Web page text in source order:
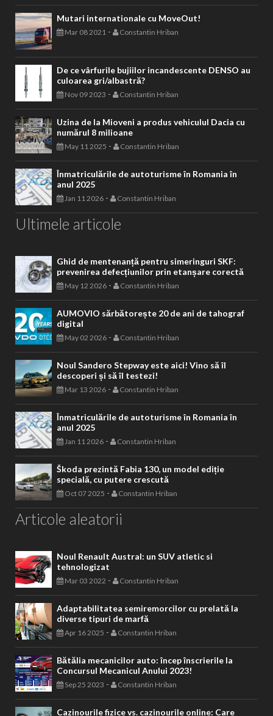
Mutari internationale cu MoveOut!
Mar 08 2021 - Constantin Hriban
De ce vârfurile bujiilor incandescente DENSO au
culoarea gri/albastră?
Nov 09 2023 - Constantin Hriban
Uzina de la Mioveni a produs vehiculul Dacia cu
numărul 8 milioane
May 11 2025 - Constantin Hriban
Înmatriculările de autoturisme în Romania în
anul 2025
Jan 11 2026 - Constantin Hriban
Ultimele articole
Ghid de mentenanță pentru simeringuri SKF:
prevenirea defecțiunilor prin etanșare corectă
May 12 2026 - Constantin Hriban
AUMOVIO sărbătorește 20 de ani de tahograf
digital
May 02 2026 - Constantin Hriban
Noul Sandero Stepway este aici! Vino să îl
descoperi și să îl testezi!
Mar 13 2026 - Constantin Hriban
Înmatriculările de autoturisme în Romania în
anul 2025
Jan 11 2026 - Constantin Hriban
Škoda prezintă Fabia 130, un model ediție
specială, cu putere crescută
Oct 07 2025 - Constantin Hriban
Articole aleatorii
Noul Renault Austral: un SUV atletic si
tehnologizat
Mar 03 2022 - Constantin Hriban
Adaptabilitatea semiremorcilor cu prelată la
diverse tipuri de marfă
Apr 16 2025 - Constantin Hriban
Bătălia mecanicilor auto: încep înscrierile la
Concursul Mecanicul Anului 2023!
Sep 25 2023 - Constantin Hriban
Cazinourile fizice vs. cazinourile online: Care